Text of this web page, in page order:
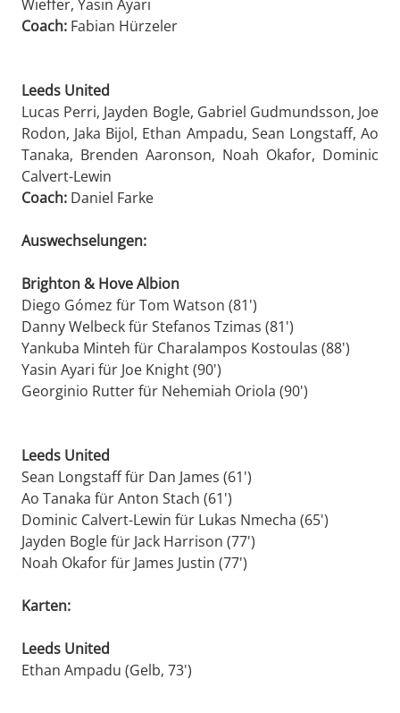
Wieffer, Yasin Ayari
Coach: Fabian Hürzeler
Leeds United
Lucas Perri, Jayden Bogle, Gabriel Gudmundsson, Joe
Rodon, Jaka Bijol, Ethan Ampadu, Sean Longstaff, Ao
Tanaka, Brenden Aaronson, Noah Okafor, Dominic
Calvert-Lewin
Coach: Daniel Farke
Auswechselungen:
Brighton & Hove Albion
Diego Gómez für Tom Watson (81')
Danny Welbeck für Stefanos Tzimas (81')
Yankuba Minteh für Charalampos Kostoulas (88')
Yasin Ayari für Joe Knight (90')
Georginio Rutter für Nehemiah Oriola (90')
Leeds United
Sean Longstaff für Dan James (61')
Ao Tanaka für Anton Stach (61')
Dominic Calvert-Lewin für Lukas Nmecha (65')
Jayden Bogle für Jack Harrison (77')
Noah Okafor für James Justin (77')
Karten:
Leeds United
Ethan Ampadu (Gelb, 73')